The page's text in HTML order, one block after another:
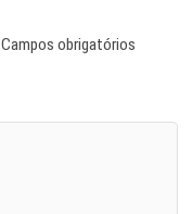
Campos obrigatórios